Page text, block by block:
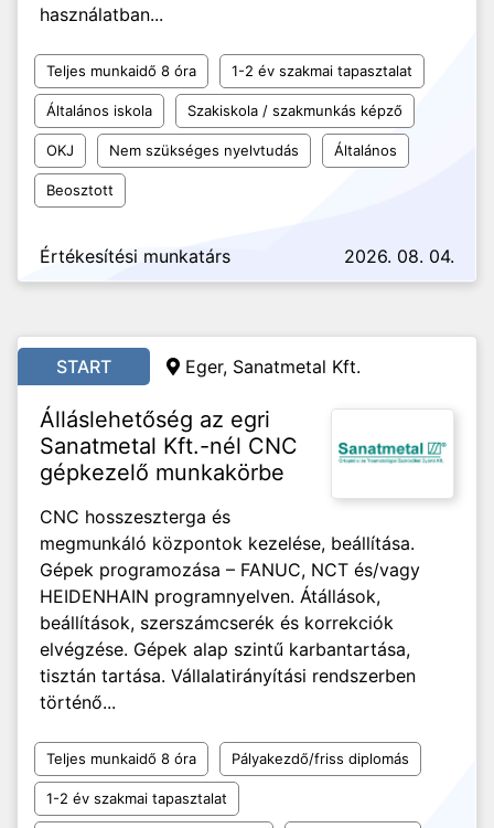
használatban...
Teljes munkaidő 8 óra 1-2 év szakmai tapasztalat
Általános iskola Szakiskola / szakmunkás képző
OKJ Nem szükséges nyelvtudás Általános
Beosztott
Értékesítési munkatárs 2026. 08. 04.
START Eger, Sanatmetal Kft.
Álláslehetőség az egri
Sanatmetal Kft.-nél CNC
gépkezelő munkakörbe
CNC hosszeszterga és
megmunkáló központok kezelése, beállítása.
Gépek programozása – FANUC, NCT és/vagy
HEIDENHAIN programnyelven. Átállások,
beállítások, szerszámcserék és korrekciók
elvégzése. Gépek alap szintű karbantartása,
tisztán tartása. Vállalatirányítási rendszerben
történő...
Teljes munkaidő 8 óra Pályakezdő/friss diplomás
1-2 év szakmai tapasztalat